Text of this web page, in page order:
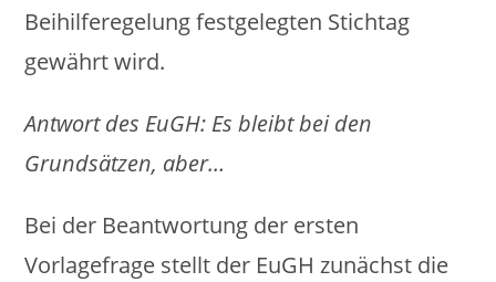
Beihilferegelung festgelegten Stichtag
gewährt wird.
Antwort des EuGH: Es bleibt bei den
Grundsätzen, aber…
Bei der Beantwortung der ersten
Vorlagefrage stellt der EuGH zunächst die